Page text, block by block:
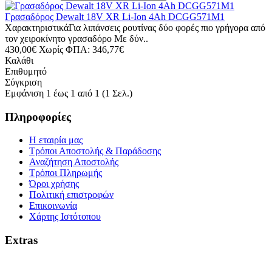
Γρασαδόρος Dewalt 18V XR Li-Ion 4Ah DCGG571M1
ΧαρακτηριστικάΓια λιπάνσεις ρουτίνας δύο φορές πιο γρήγορα από
τον χειροκίνητο γρασαδόρο Με δύν..
430,00€ Χωρίς ΦΠΑ: 346,77€
Καλάθι
Επιθυμητό
Σύγκριση
Εμφάνιση 1 έως 1 από 1 (1 Σελ.)
Πληροφορίες
Η εταιρία μας
Τρόποι Αποστολής & Παράδοσης
Αναζήτηση Αποστολής
Τρόποι Πληρωμής
Όροι χρήσης
Πολιτική επιστροφών
Επικοινωνία
Χάρτης Ιστότοπου
Extras